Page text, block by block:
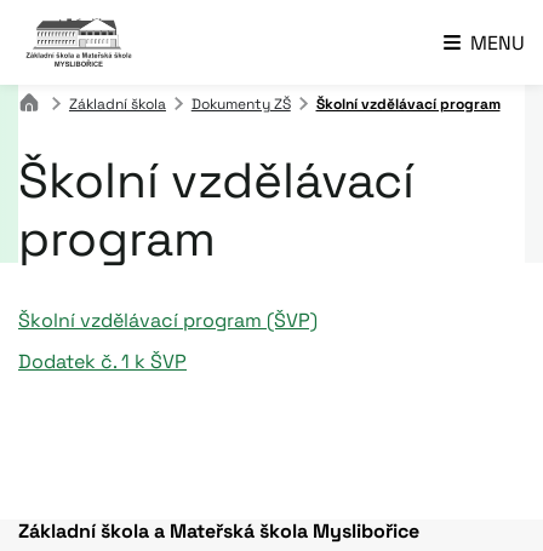
MENU
Základní škola Dokumenty ZŠ Školní vzdělávací program
Školní vzdělávací
program
Školní vzdělávací program (ŠVP)
Dodatek č. 1 k ŠVP
Základní škola a Mateřská škola Myslibořice